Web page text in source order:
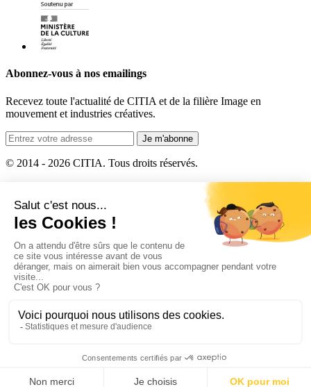
Abonnez-vous à nos emailings
Recevez toute l'actualité de CITIA et de la filière Image en
mouvement et industries créatives.
Je m'abonne
© 2014 - 2026 CITIA. Tous droits réservés.
Historique et statuts
Mentions légales et CGU
Actualités
Plan du site
Contact
Politique de protection des données
CITIA
Les Papeteries